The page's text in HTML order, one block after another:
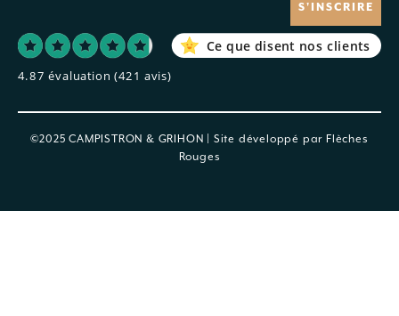
S'INSCRIRE
Ce que disent nos clients
4.87 évaluation (421 avis)
©2025 CAMPISTRON & GRIHON | Site développé par Flèches
Rouges